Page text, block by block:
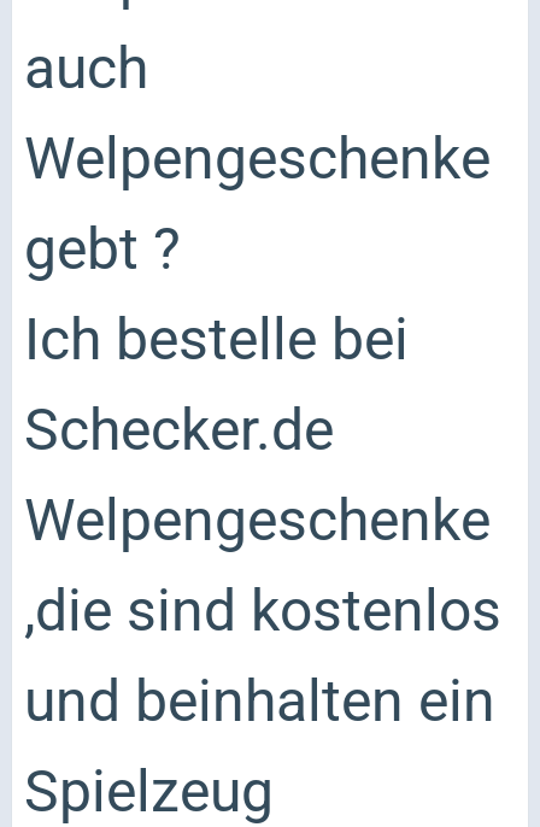
auch
Welpengeschenke
gebt ?
Ich bestelle bei
Schecker.de
Welpengeschenke
,die sind kostenlos
und beinhalten ein
Spielzeug